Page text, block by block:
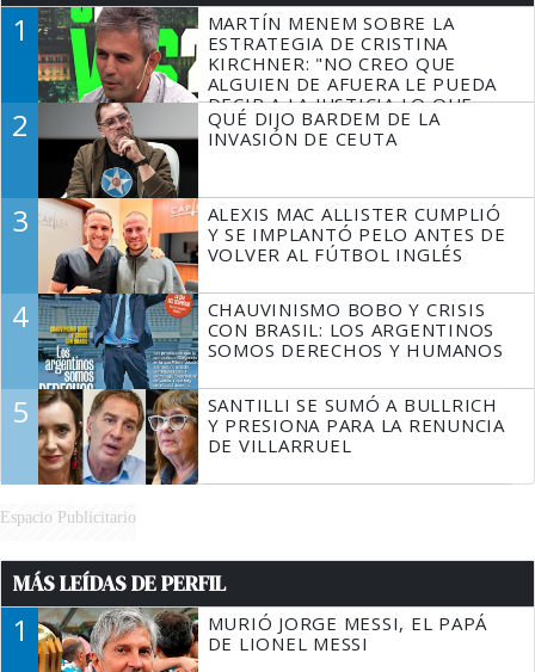
1
MARTÍN MENEM SOBRE LA
ESTRATEGIA DE CRISTINA
KIRCHNER: "NO CREO QUE
ALGUIEN DE AFUERA LE PUEDA
DECIR A LA JUSTICIA LO QUE
TIENE QUE HACER"
2
QUÉ DIJO BARDEM DE LA
INVASIÓN DE CEUTA
3
ALEXIS MAC ALLISTER CUMPLIÓ
Y SE IMPLANTÓ PELO ANTES DE
VOLVER AL FÚTBOL INGLÉS
4
CHAUVINISMO BOBO Y CRISIS
CON BRASIL: LOS ARGENTINOS
SOMOS DERECHOS Y HUMANOS
5
SANTILLI SE SUMÓ A BULLRICH
Y PRESIONA PARA LA RENUNCIA
DE VILLARRUEL
Espacio Publicitario
MÁS LEÍDAS DE PERFIL
1
MURIÓ JORGE MESSI, EL PAPÁ
DE LIONEL MESSI